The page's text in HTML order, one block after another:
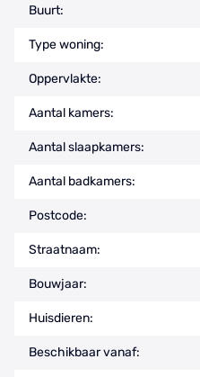
Buurt:
Type woning:
Oppervlakte:
Aantal kamers:
Aantal slaapkamers:
Aantal badkamers:
Postcode:
Straatnaam:
Bouwjaar:
Huisdieren:
Beschikbaar vanaf: